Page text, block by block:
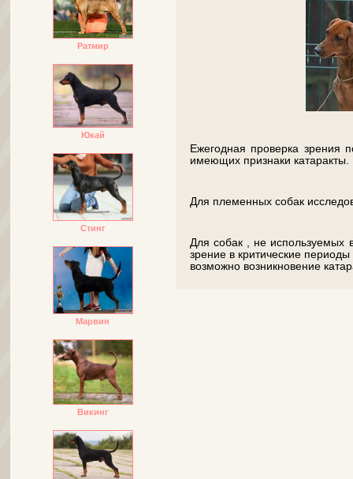
Ратмир
Юкай
Стинг
Марвин
Викинг
Ежегодная проверка зрения
имеющих признаки катаракты.
Для племенных собак
Для собак , не используемых
зрение в критические
возможно возникновение